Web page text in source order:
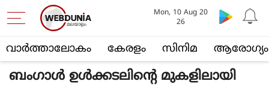
വാര്‍ത്താലോകം കേരളം സിനിമ ആരോഗ്യം
Mon, 10 Aug 20
26
ബംഗാള്‍ ഉള്‍ക്കടലിന്റെ മുകളിലായി